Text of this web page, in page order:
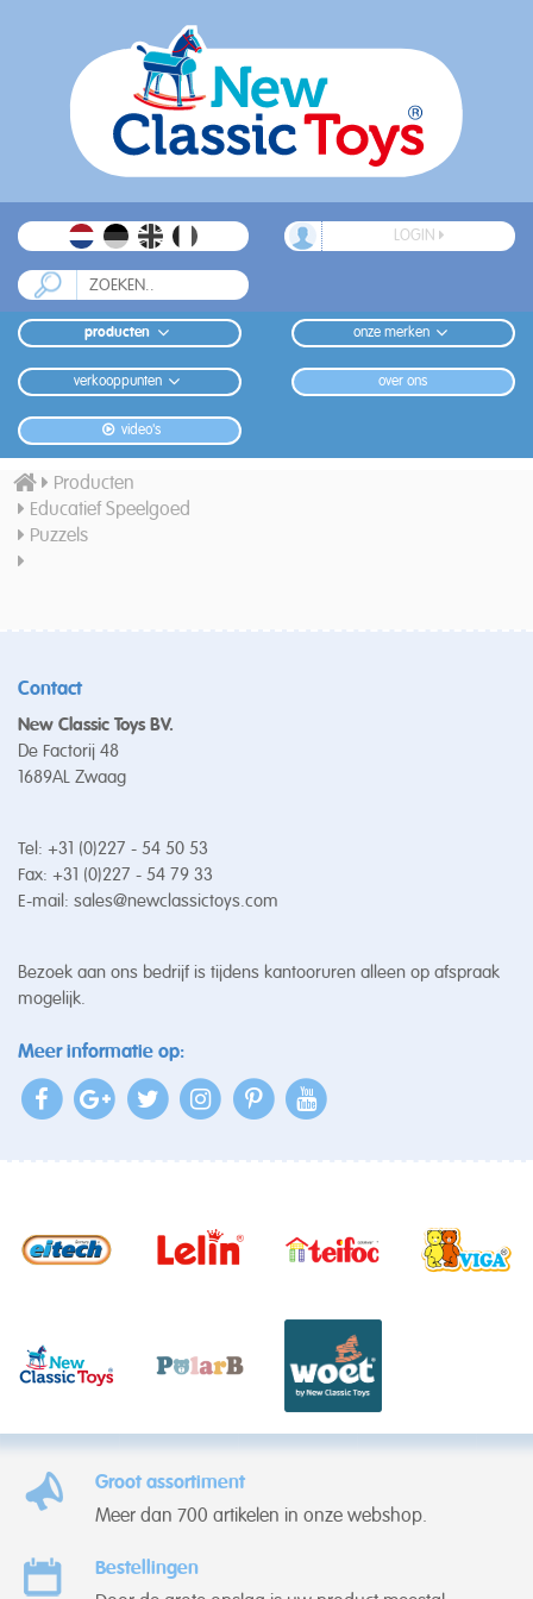
LOGIN
producten onze merken
verkooppunten over ons
video's
Producten
Educatief Speelgoed
Puzzels
Contact
New Classic Toys BV.
De Factorij 48
1689AL Zwaag
Tel: +31 (0)227 - 54 50 53
Fax: +31 (0)227 - 54 79 33
E-mail: sales@newclassictoys.com
Bezoek aan ons bedrijf is tijdens kantooruren alleen op afspraak
mogelijk.
Meer informatie op:
Groot assortiment
Meer dan 700 artikelen in onze webshop.
Bestellingen